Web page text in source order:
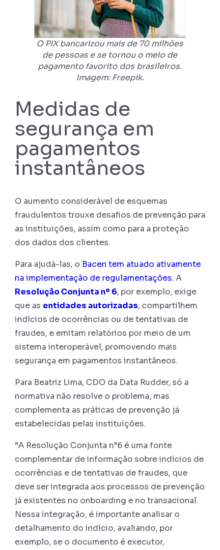
O PIX bancarizou mais de 70 milhões
de pessoas e se tornou o meio de
pagamento favorito dos brasileiros.
Imagem: Freepik.
Medidas de
segurança em
pagamentos
instantâneos
O aumento considerável de esquemas
fraudulentos trouxe desafios de prevenção para
as instituições, assim como para a proteção
dos dados dos clientes.
Para ajudá-las, o Bacen tem atuado ativamente
na implementação de regulamentações. A
Resolução Conjunta nº 6, por exemplo, exige
que as entidades autorizadas, compartilhem
indícios de ocorrências ou de tentativas de
fraudes, e emitam relatórios por meio de um
sistema interoperável, promovendo mais
segurança em pagamentos instantâneos.
Para Beatriz Lima, CDO da Data Rudder, só a
normativa não resolve o problema, mas
complementa as práticas de prevenção já
estabelecidas pelas instituições.
“A Resolução Conjunta n°6 é uma fonte
complementar de informação sobre indícios de
ocorrências e de tentativas de fraudes, que
deve ser integrada aos processos de prevenção
já existentes no onboarding e no transacional.
Nessa integração, é importante analisar o
detalhamento do indício, avaliando, por
exemplo, se o documento é executor,